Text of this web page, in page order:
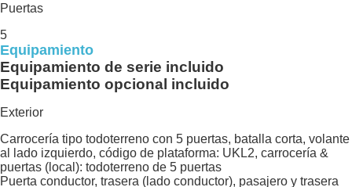
Puertas
5
Equipamiento
Equipamiento de serie incluido
Equipamiento opcional incluido
Exterior
Carrocería tipo todoterreno con 5 puertas, batalla corta, volante
al lado izquierdo, código de plataforma: UKL2, carrocería &
puertas (local): todoterreno de 5 puertas
Puerta conductor, trasera (lado conductor), pasajero y trasera